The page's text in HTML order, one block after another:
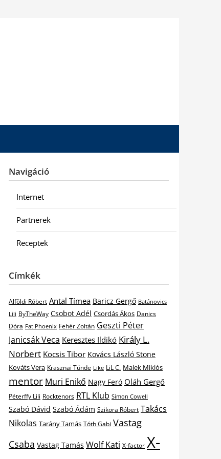
Navigáció
Internet
Partnerek
Receptek
Címkék
Alföldi Róbert Antal Tímea Baricz Gergő Batánovics
Lili ByTheWay Csobot Adél Csordás Ákos Danics
Dóra Fat Phoenix Fehér Zoltán Geszti Péter
Janicsák Veca Keresztes Ildikó Király L.
Norbert Kocsis Tibor Kovács László Stone
Kováts Vera Krasznai Tünde Like LiL C. Malek Miklós
mentor Muri Enikő Nagy Feró Oláh Gergő
Péterffy Lili Rocktenors RTL Klub Simon Cowell
Szabó Dávid Szabó Ádám Szikora Róbert Takács
Nikolas Tarány Tamás Tóth Gabi Vastag
Csaba Vastag Tamás Wolf Kati X-factor X-